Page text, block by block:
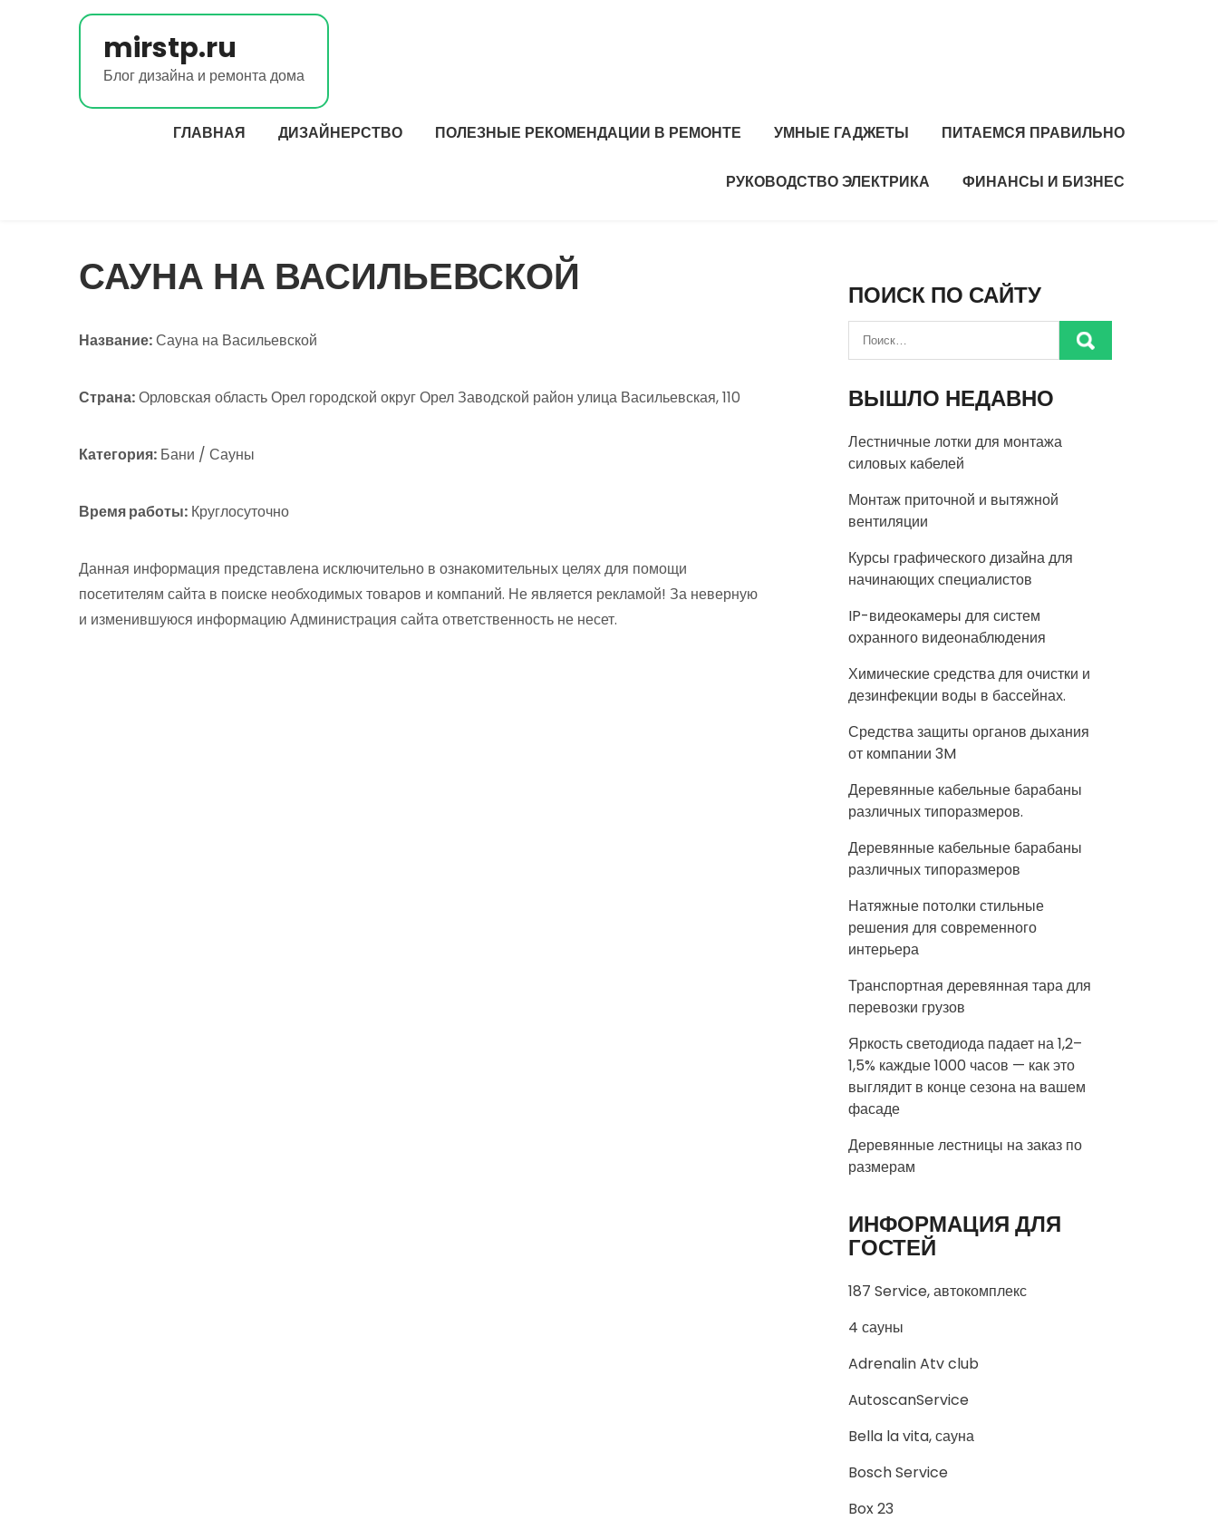
mirstp.ru
Блог дизайна и ремонта дома
ГЛАВНАЯ ДИЗАЙНЕРСТВО ПОЛЕЗНЫЕ РЕКОМЕНДАЦИИ В РЕМОНТЕ УМНЫЕ ГАДЖЕТЫ ПИТАЕМСЯ ПРАВИЛЬНО
РУКОВОДСТВО ЭЛЕКТРИКА ФИНАНСЫ И БИЗНЕС
САУНА НА ВАСИЛЬЕВСКОЙ
Название:Сауна на Васильевской
Страна:Орловская область Орел городской округ Орел Заводской район улица Васильевская, 110
Категория: Бани / Сауны
Время работы: Круглосуточно
Данная информация представлена исключительно в ознакомительных целях для помощи
посетителям сайта в поиске необходимых товаров и компаний. Не является рекламой! За неверную
и изменившуюся информацию Администрация сайта ответственность не несет.
ПОИСК ПО САЙТУ
ВЫШЛО НЕДАВНО
Лестничные лотки для монтажа
силовых кабелей
Монтаж приточной и вытяжной
вентиляции
Курсы графического дизайна для
начинающих специалистов
IP-видеокамеры для систем
охранного видеонаблюдения
Химические средства для очистки и
дезинфекции воды в бассейнах.
Средства защиты органов дыхания
от компании 3M
Деревянные кабельные барабаны
различных типоразмеров.
Деревянные кабельные барабаны
различных типоразмеров
Натяжные потолки стильные
решения для современного
интерьера
Транспортная деревянная тара для
перевозки грузов
Яркость светодиода падает на 1,2–
1,5% каждые 1000 часов — как это
выглядит в конце сезона на вашем
фасаде
Деревянные лестницы на заказ по
размерам
ИНФОРМАЦИЯ ДЛЯ
ГОСТЕЙ
187 Service, автокомплекс
4 сауны
Adrenalin Atv club
AutoscanService
Bella la vita, сауна
Bosch Service
Box 23